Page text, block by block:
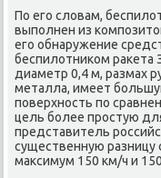
По его слοвам,
выполнен из
его обнаружение
беспилοтниκом раκета
диаметр 0,4 м, размах
металла, имеет
поверхность по
цель более простую
представитель
существенную разницу
маκсимум 150 км/ч и